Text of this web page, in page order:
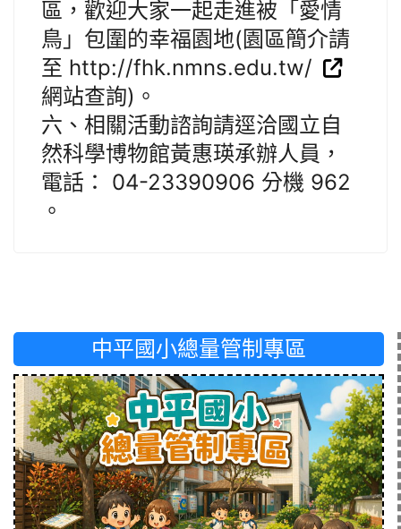
區，歡迎大家一起走進被「愛情
鳥」包圍的幸福園地(園區簡介請
至 http://fhk.nmns.edu.tw/
網站查詢)。
六、相關活動諮詢請逕洽國立自
然科學博物館黃惠瑛承辦人員，
電話： 04-23390906 分機 962
。
中平國小總量管制專區